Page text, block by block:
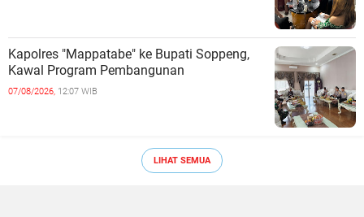
Kapolres "Mappatabe" ke Bupati Soppeng,
Kawal Program Pembangunan ‎ ‎
07/08/2026, 12:07 WIB
LIHAT SEMUA